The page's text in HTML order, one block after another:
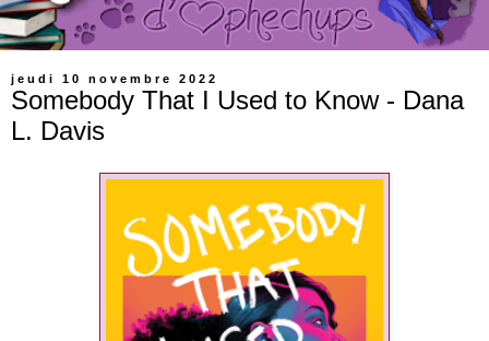
jeudi 10 novembre 2022
Somebody That I Used to Know - Dana
L. Davis